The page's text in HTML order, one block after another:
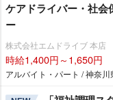
ケアドライバー・社
ー
株式会社エムドライブ 本店
時給1,400円～1,650円
アルバイト・パート / 神奈川